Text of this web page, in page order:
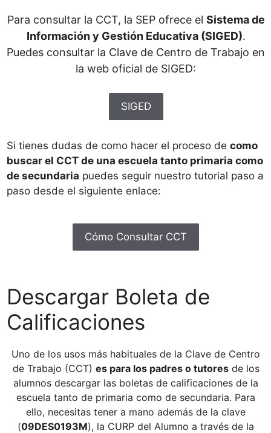
Para consultar la CCT, la SEP ofrece el Sistema de
Información y Gestión Educativa (SIGED).
Puedes consultar la Clave de Centro de Trabajo en
la web oficial de SIGED:
SIGED
Si tienes dudas de como hacer el proceso de como
buscar el CCT de una escuela tanto primaria como
de secundaria puedes seguir nuestro tutorial paso a
paso desde el siguiente enlace:
Cómo Consultar CCT
Descargar Boleta de
Calificaciones
Uno de los usos más habituales de la Clave de Centro
de Trabajo (CCT) es para los padres o tutoresde los
alumnos descargar las boletas de calificaciones de la
escuela tanto de primaria como de secundaria. Para
ello, necesitas tener a mano además de la clave
(09DES0193M), la CURP del Alumno a través de la